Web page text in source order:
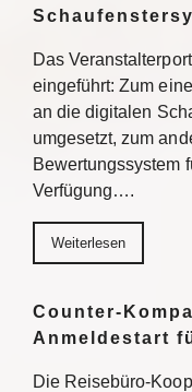
Das
eingeführt: Zum
an die digitalen
umgesetzt, zum
Bewertungssystem
Verfügung….
Weiterlesen
Counter-
Anmeldestart
Die Reisebüro-